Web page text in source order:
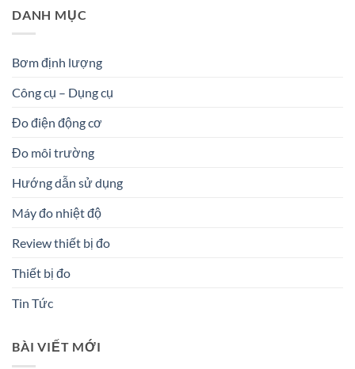
DANH MỤC
Bơm định lượng
Công cụ – Dụng cụ
Đo điện động cơ
Đo môi trường
Hướng dẫn sử dụng
Máy đo nhiệt độ
Review thiết bị đo
Thiết bị đo
Tin Tức
BÀI VIẾT MỚI